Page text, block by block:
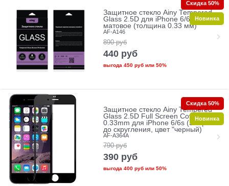
Защитное стекло Ainy Tempered
Glass 2.5D для iPhone 6/6s
матовое (толщина 0.33 мм)
AF-A146
890 руб
440 руб
выгода 450 рубили 50%
Скидка 50%
Новинка
Защитное стекло Ainy Tempered
Glass 2.5D Full Screen Cover
0.33mm для iPhone 6/6s (Защита
до скругления, цвет "черный)
AF-A364A
790 руб
390 руб
выгода 400 рубили 50%
Скидка 50%
Новинка